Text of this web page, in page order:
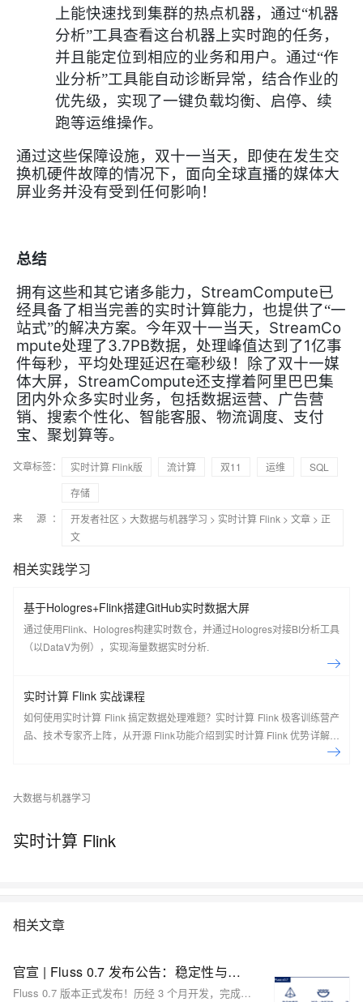
上能快速找到集群的热点机器，通过“机器
分析”工具查看这台机器上实时跑的任务，
并且能定位到相应的业务和用户。通过“作
业分析”工具能自动诊断异常，结合作业的
优先级，实现了一键负载均衡、启停、续
跑等运维操作。
通过这些保障设施，双十一当天，即使在发生交
换机硬件故障的情况下，面向全球直播的媒体大
屏业务并没有受到任何影响！
总结
拥有这些和其它诸多能力， StreamCompute已
经具备了相当完善的实时计算能力，也提供了“一
站式”的解决方案。 今年双十一当天， StreamCo
mpute处理了3.7PB数据，处理峰值达到了1亿事
件每秒，平均处理延迟在毫秒级！
除了双十一媒
体大屏， StreamCompute还支撑着阿里巴巴集
团内外众多实时业务，包括数据运营、广告营
销、搜索个性化、智能客服、物流调度、支付
宝、聚划算等。
文章标签： 实时计算 Flink版 流计算 双11 运维
SQL
存储
来 源：
开发者社区 > 大数据与机器学习 > 实时计算 Flink > 文章 > 正
文
相关实践学习
基于Hologres+Flink搭建GitHub实时数据大屏
通过使用Flink、Hologres构建实时数仓，并通过Hologres对接BI分析工具
（以DataV为例），实现海量数据实时分析.
实时计算 Flink 实战课程
如何使用实时计算 Flink 搞定数据处理难题？实时计算 Flink 极客训练营产
品、技术专家齐上阵，从开源 Flink功能介绍到实时计算 Flink 优势详解，
现场实操，5天即可上手！ 欢迎开通实时计算 Flink 版：
的会议，通过参会不仅可以了解到 Flink 社区的最新动态和发展计划，还
者和使用者不可错过的盛会。 去年经过品牌升级后的 Flink Forward Asia
大数据与机器学习
实时计算 Flink
相关文章
官宣 | Fluss 0.7 发布公告：稳定性与架构升级
Fluss 0.7 版本正式发布！历经 3 个月开发，完成 250+ 次代码提交，聚焦稳定性、架构升级、性能优化与安全性。新增湖流一体弹性无状态服务、流式分区裁剪功能，大幅提升系统可靠性和查询效率。同时推出 Fluss Java Client 和 DataStream Connector，支持企业级安全认证与鉴权机制。未来将在 Apache 孵化器中继续迭代，探索多模态数据场景，欢迎开发者加入共建！